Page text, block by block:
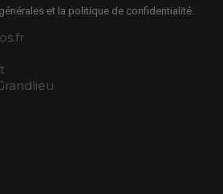
et la politique de confidentialité.